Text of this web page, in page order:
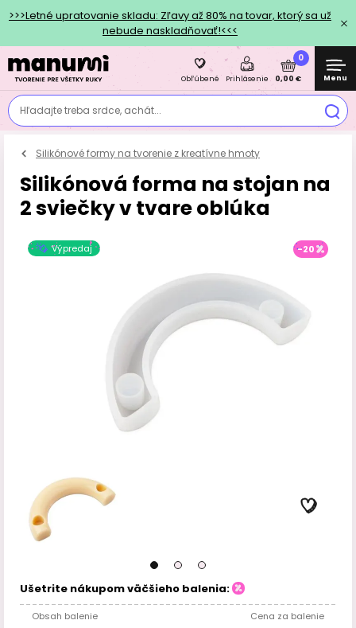
>>>Letné upratovanie skladu: Zľavy až 80% na tovar, ktorý sa už
nebude naskladňovať!<<<
Hľadajte treba srdce, achát...
Obľúbené Prihlásenie
0
0,00 € Menu
Silikónové formy na tvorenie z kreatívne hmoty
Silikónová forma na stojan na
2 sviečky v tvare oblúka
Výpredaj -20
Ušetrite nákupom väčšieho balenia:
Obsah balenie Cena za balenie